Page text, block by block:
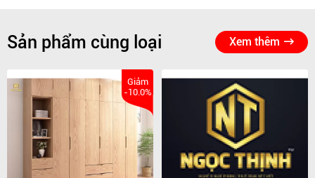
Sản phẩm cùng loại Xem thêm
Giảm
-10.0%